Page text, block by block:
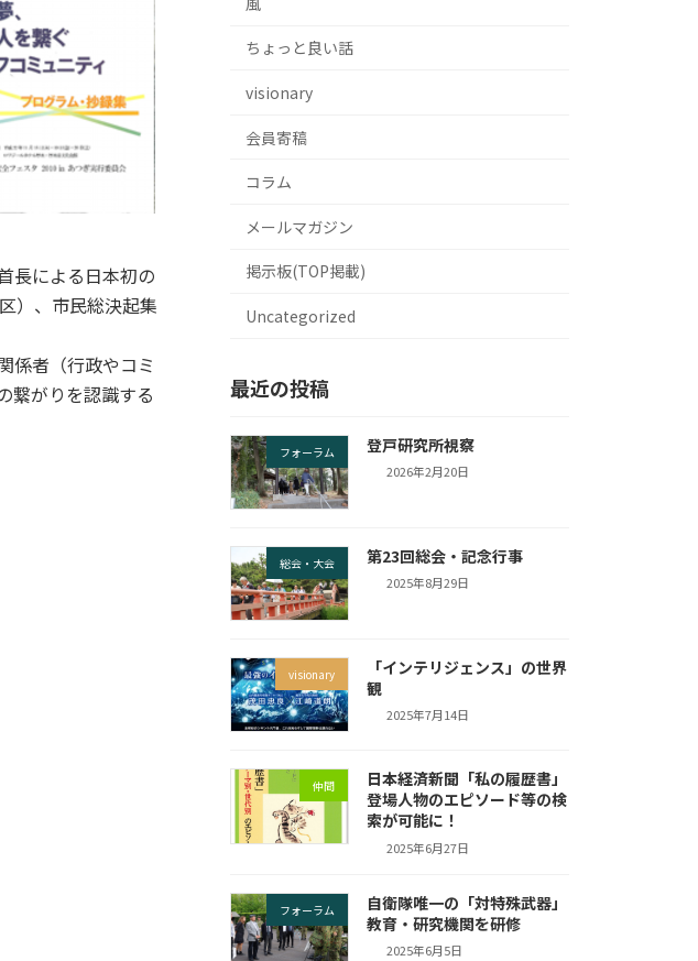
長による日本初の
）、市民総決起集
係者（行政やコミ
繋がりを認識する
ちょっと良い話
visionary
会員寄稿
コラム
メールマガジン
掲示板(TOP掲載)
Uncategorized
最近の投稿
フォーラム 登戸研究所視察
2026年2月20日
総会・大会 第23回総会・記念行事
2025年8月29日
visionary
「インテリジェンス」の世界
観
2025年7月14日
仲間
日本経済新聞「私の履歴書」
登場人物のエピソード等の検
索が可能に！
2025年6月27日
フォーラム
自衛隊唯一の「対特殊武器」
教育・研究機関を研修
2025年6月5日